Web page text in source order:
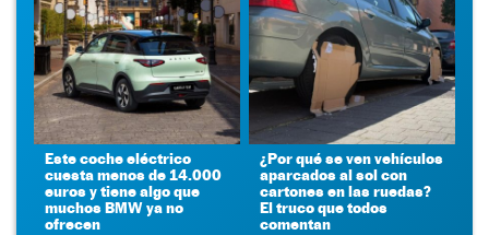
Este coche eléctrico
cuesta menos de 14.000
euros y tiene algo que
muchos BMW ya no
ofrecen
¿Por qué se ven vehículos
aparcados al sol con
cartones en las ruedas?
El truco que todos
comentan